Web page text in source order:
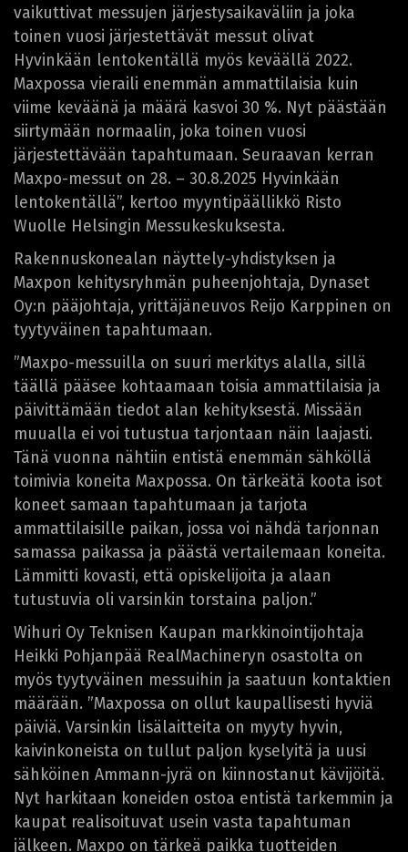
vaikuttivat messujen järjestysaikaväliin ja joka
toinen vuosi järjestettävät messut olivat
Hyvinkään lentokentällä myös keväällä 2022.
Maxpossa vieraili enemmän ammattilaisia kuin
viime keväänä ja määrä kasvoi 30 %. Nyt päästään
siirtymään normaalin, joka toinen vuosi
järjestettävään tapahtumaan. Seuraavan kerran
Maxpo-messut on 28. – 30.8.2025 Hyvinkään
lentokentällä”, kertoo myyntipäällikkö Risto
Wuolle Helsingin Messukeskuksesta.
Rakennuskonealan näyttely-yhdistyksen ja
Maxpon kehitysryhmän puheenjohtaja, Dynaset
Oy:n pääjohtaja, yrittäjäneuvos Reijo Karppinen on
tyytyväinen tapahtumaan.
”Maxpo-messuilla on suuri merkitys alalla, sillä
täällä pääsee kohtaamaan toisia ammattilaisia ja
päivittämään tiedot alan kehityksestä. Missään
muualla ei voi tutustua tarjontaan näin laajasti.
Tänä vuonna nähtiin entistä enemmän sähköllä
toimivia koneita Maxpossa. On tärkeätä koota isot
koneet samaan tapahtumaan ja tarjota
ammattilaisille paikan, jossa voi nähdä tarjonnan
samassa paikassa ja päästä vertailemaan koneita.
Lämmitti kovasti, että opiskelijoita ja alaan
tutustuvia oli varsinkin torstaina paljon.”
Wihuri Oy Teknisen Kaupan markkinointijohtaja
Heikki Pohjanpää RealMachineryn osastolta on
myös tyytyväinen messuihin ja saatuun kontaktien
määrään. ”Maxpossa on ollut kaupallisesti hyviä
päiviä. Varsinkin lisälaitteita on myyty hyvin,
kaivinkoneista on tullut paljon kyselyitä ja uusi
sähköinen Ammann-jyrä on kiinnostanut kävijöitä.
Nyt harkitaan koneiden ostoa entistä tarkemmin ja
kaupat realisoituvat usein vasta tapahtuman
jälkeen. Maxpo on tärkeä paikka tuotteiden